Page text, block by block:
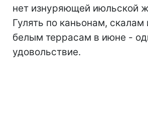
нет изнуряющей июльской
Гулять по каньонам, скалам
белым террасам в июне -
удовольствие.